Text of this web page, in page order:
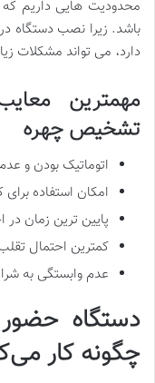
محدودیت هایی داریم
باشد. زیرا نصب دستگاه
دارد، می تواند مشکلات
مهمترین
تشخیص چهره
اتوماتیک بودن و
امکان استفاده
پایین ترین زمان در
کمترین احتمال
عدم وابستگی به
دستگاه
چگونه کار